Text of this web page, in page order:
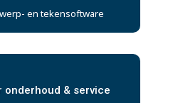
en tekensoftware
onderhoud & service